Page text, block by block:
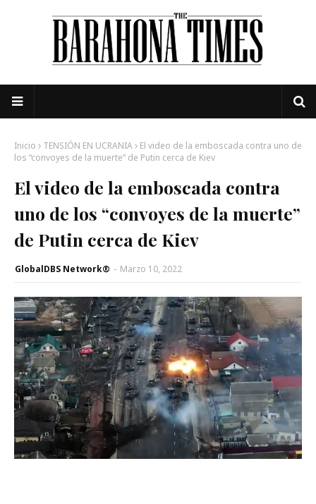
Inicio TENSIÓN EN UCRANIA
El video de la emboscada contra uno de
los “convoyes de la muerte” de Putin cerca de Kiev
El video de la emboscada contra
uno de los “convoyes de la muerte”
de Putin cerca de Kiev
GlobalDBS Network® - Marzo 10, 2022